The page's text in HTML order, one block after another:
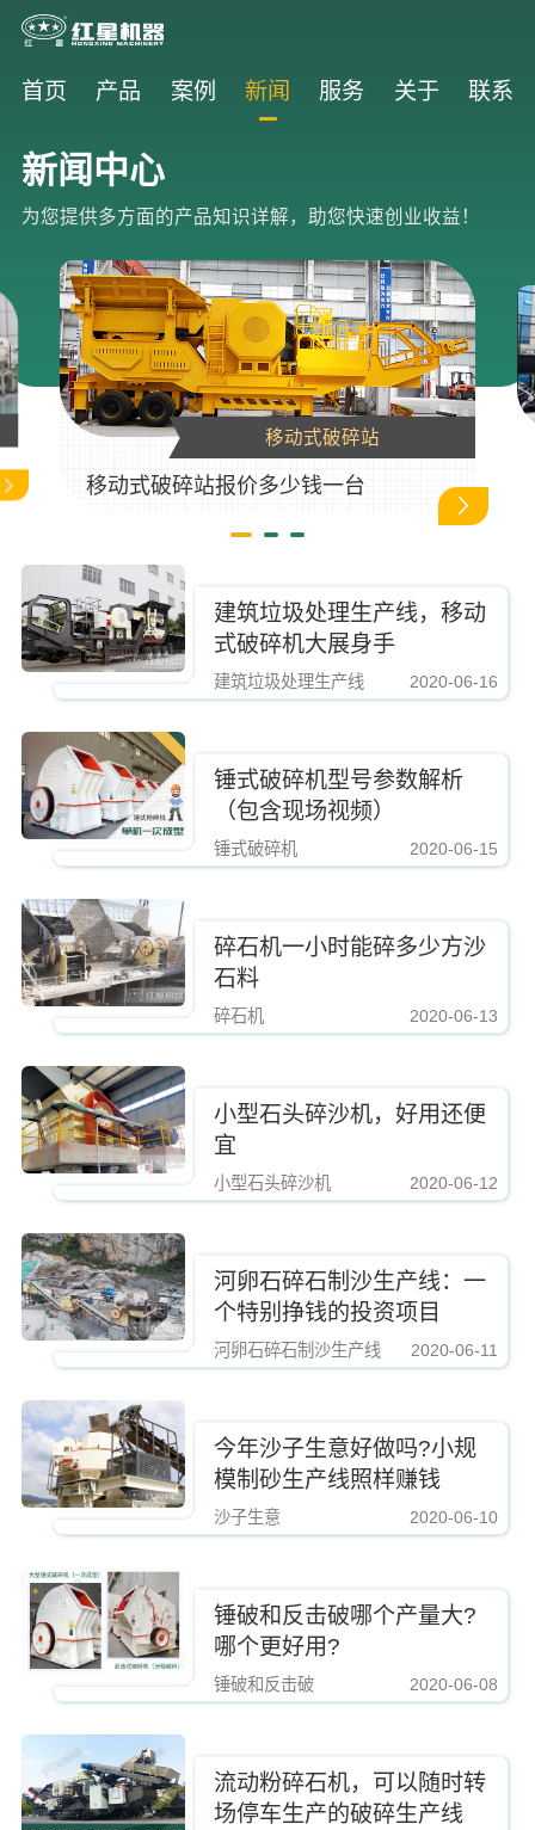
首页 产品 案例 新闻 服务 关于 联系
新闻中心
为您提供多方面的产品知识详解，助您快速创业收益！
移动式破碎站
移动式破碎站报价多少钱一台
https://www.zhishaji.cn/Upload/Editor/image/20190223164439_65200.jpg,
建筑垃圾处理生产线，移动
式破碎机大展身手
建筑垃圾处理生产线 2020-06-16
https://www.zhishaji.cn/Upload/Editor/image/
锤式破碎机型号参数解析
（包含现场视频）
锤式破碎机 2020-06-15
https://www.zhishaji.cn/Upload/Editor/image/
碎石机一小时能碎多少方沙
石料
碎石机 2020-06-13
https://www.zhishaji.cn/Upload/Editor/image/
小型石头碎沙机，好用还便
宜
小型石头碎沙机 2020-06-12
https://www.zhishaji.cn/Upload/Editor/image/
河卵石碎石制沙生产线：一
个特别挣钱的投资项目
河卵石碎石制沙生产线 2020-06-11
https://www.zhishaji.cn/Upload/Editor/image/
今年沙子生意好做吗?小规
模制砂生产线照样赚钱
沙子生意 2020-06-10
https://www.zhishaji.cn/Upload/Editor/image/
锤破和反击破哪个产量大?
哪个更好用?
锤破和反击破 2020-06-08
流动粉碎石机，可以随时转
场停车生产的破碎生产线